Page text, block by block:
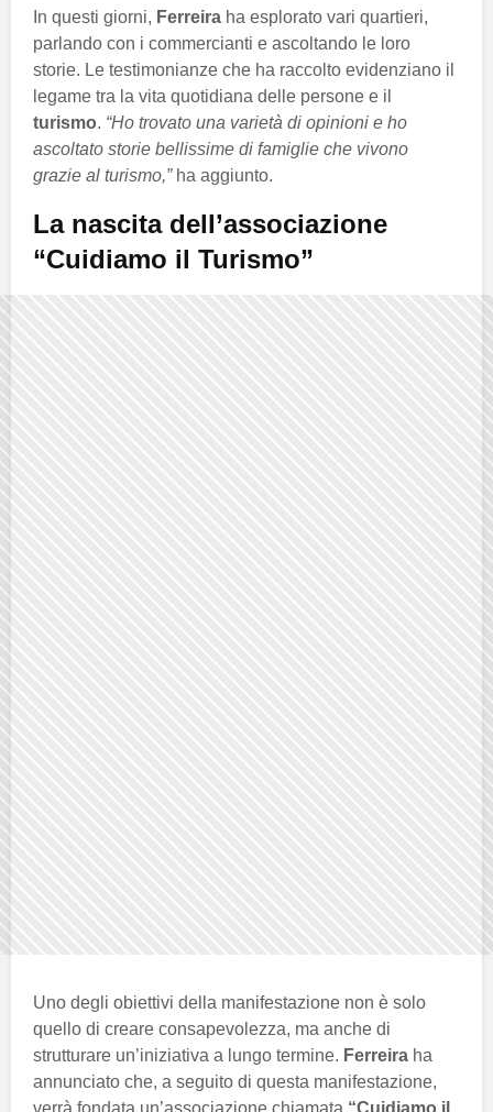
In questi giorni, Ferreira ha esplorato vari quartieri,
parlando con i commercianti e ascoltando le loro
storie. Le testimonianze che ha raccolto evidenziano il
legame tra la vita quotidiana delle persone e il
turismo. “Ho trovato una varietà di opinioni e ho
ascoltato storie bellissime di famiglie che vivono
grazie al turismo,”ha aggiunto.
La nascita dell’associazione
“Cuidiamo il Turismo”
Uno degli obiettivi della manifestazione non è solo
quello di creare consapevolezza, ma anche di
strutturare un’iniziativa a lungo termine. Ferreira ha
annunciato che, a seguito di questa manifestazione,
verrà fondata un’associazione chiamata “Cuidiamo il